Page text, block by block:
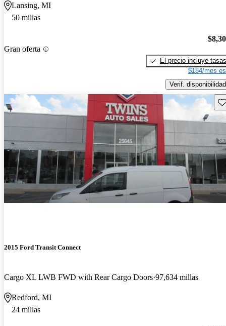
Lansing, MI
50 millas
Gran oferta
El precio incluye tasas
$184/mes
Verif. disponibilidad
2015 Ford Transit Connect
Cargo XL LWB FWD with Rear Cargo Doors 97,634 millas
Redford, MI
24 millas